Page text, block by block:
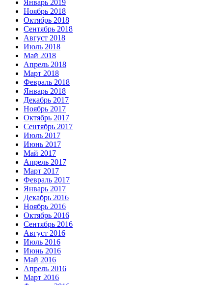
Январь 2019
Ноябрь 2018
Октябрь 2018
Сентябрь 2018
Август 2018
Июль 2018
Май 2018
Апрель 2018
Март 2018
Февраль 2018
Январь 2018
Декабрь 2017
Ноябрь 2017
Октябрь 2017
Сентябрь 2017
Июль 2017
Июнь 2017
Май 2017
Апрель 2017
Март 2017
Февраль 2017
Январь 2017
Декабрь 2016
Ноябрь 2016
Октябрь 2016
Сентябрь 2016
Август 2016
Июль 2016
Июнь 2016
Май 2016
Апрель 2016
Март 2016